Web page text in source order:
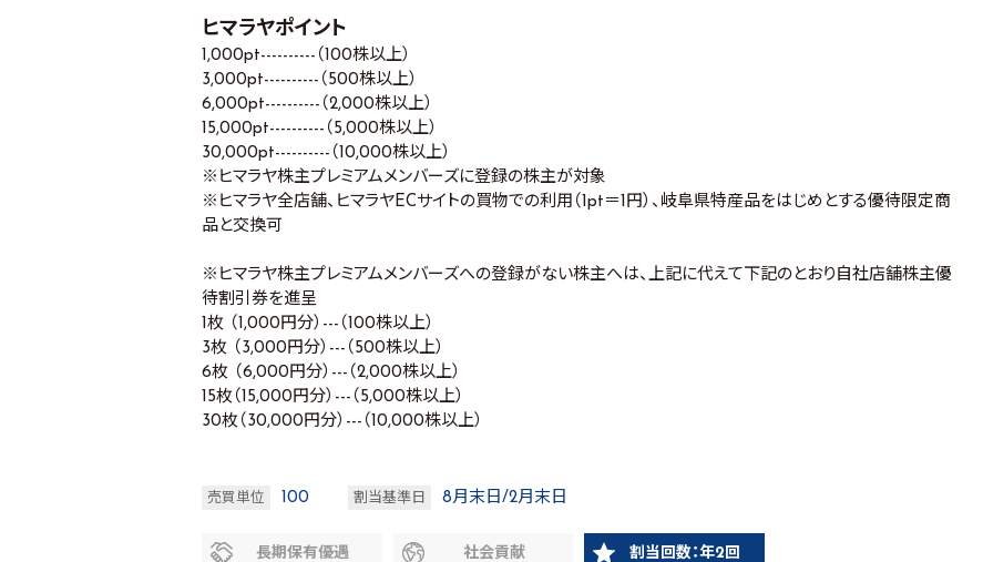
ヒマラヤポイント
1,000pt----------（100株以上）
3,000pt----------（500株以上）
6,000pt----------（2,000株以上）
15,000pt----------（5,000株以上）
30,000pt----------（10,000株以上）
※ヒマラヤ株主プレミアムメンバーズに登録の株主が対象
※ヒマラヤ全店舗、ヒマラヤECサイトの買物での利用（1pt＝1円）、岐阜県特産品をはじめとする優待限定商
品と交換可
※ヒマラヤ株主プレミアムメンバーズへの登録がない株主へは、上記に代えて下記のとおり自社店舗株主優
待割引券を進呈
1枚 （1,000円分）---（100株以上）
3枚 （3,000円分）---（500株以上）
6枚 （6,000円分）---（2,000株以上）
15枚（15,000円分）---（5,000株以上）
30枚（30,000円分）---（10,000株以上）
売買単位 100 割当基準日 8月末日/2月末日
長期保有優遇 社会貢献 割当回数：年2回